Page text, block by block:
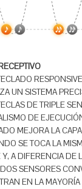
UN SISTEMA
DE TRIPLE
DE
MEJORA LA
SE TOCA LA
A DIFERENCIA DE
SENSORES
EN LA